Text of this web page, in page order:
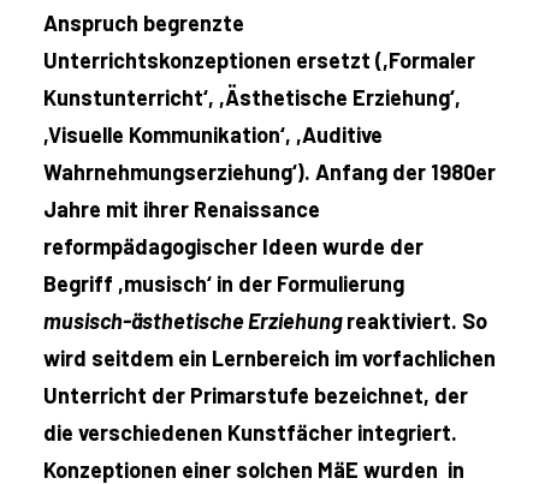
Anspruch begrenzte
Unterrichtskonzeptionen ersetzt (,Formaler
Kunstunterricht‘, ,Ästhetische Erziehung‘,
,Visuelle Kommunikation‘, ,Auditive
Wahrnehmungserziehung‘). Anfang der 1980er
Jahre mit ihrer Renaissance
reformpädagogischer Ideen wurde der
Begriff ,musisch‘ in der Formulierung
musisch-ästhetische Erziehungreaktiviert. So
wird seitdem ein Lernbereich im vorfachlichen
Unterricht der Primarstufe bezeichnet, der
die verschiedenen Kunstfächer integriert.
Konzeptionen einer solchen MäE wurden in